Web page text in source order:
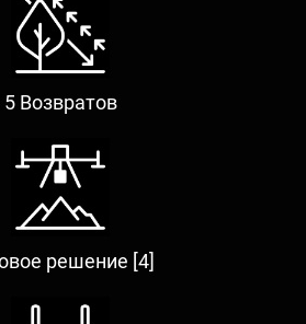
5 Возвратов
решение [4]